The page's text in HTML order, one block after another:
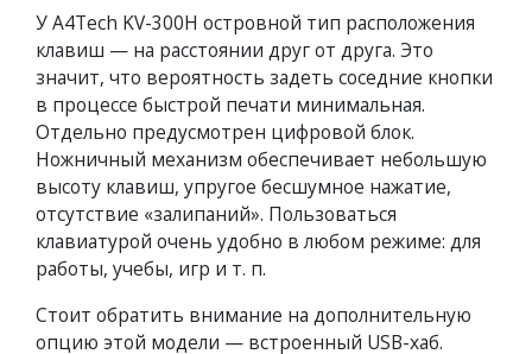
У A4Tech KV-300H островной тип расположения
клавиш — на расстоянии друг от друга. Это
значит, что вероятность задеть соседние кнопки
в процессе быстрой печати минимальная.
Отдельно предусмотрен цифровой блок.
Ножничный механизм обеспечивает небольшую
высоту клавиш, упругое бесшумное нажатие,
отсутствие «залипаний». Пользоваться
клавиатурой очень удобно в любом режиме: для
работы, учебы, игр и т. п.
Стоит обратить внимание на дополнительную
опцию этой модели — встроенный USB-хаб.